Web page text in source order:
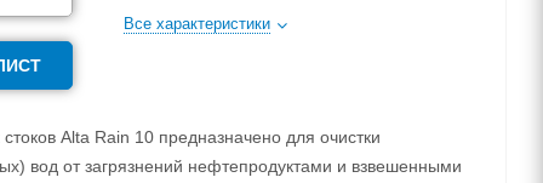
Все характеристики
Alta Rain 10 предназначено для очистки
вод от загрязнений нефтепродуктами и взвешенными